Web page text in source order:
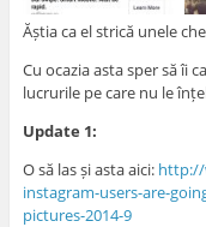
Ăștia ca el strică unele
Cu ocazia asta sper să îi
lucrurile pe care nu le
Update 1:
O să las și asta aici: http://
instagram-users-are-
pictures-2014-9